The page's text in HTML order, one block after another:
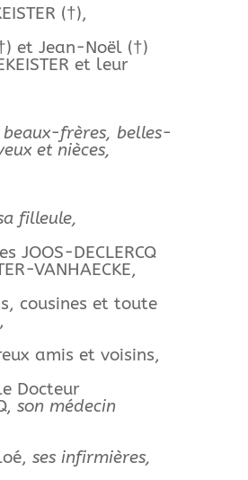
(†),
et Jean-Noël (†)
et leur
beaux-frères, belles-
et nièces,
filleule,
JOOS-DECLERCQ
VANHAECKE,
cousines et toute
amis et voisins,
Docteur
son médecin
ses infirmières,